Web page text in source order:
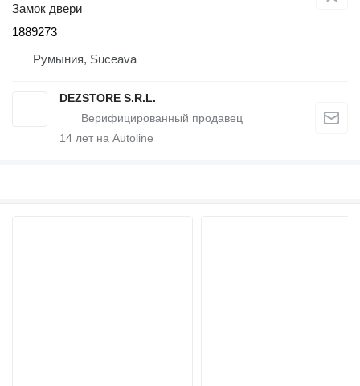
Замок двери
1889273
Румыния, Suceava
DEZSTORE S.R.L.
14 лет на Autoline